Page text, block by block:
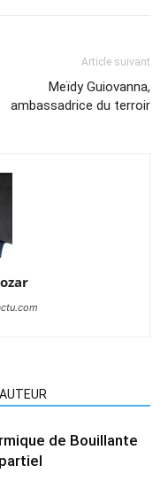
Article suivant
Meïdy Guiovanna,
ambassadrice du terroir
de Bouillante